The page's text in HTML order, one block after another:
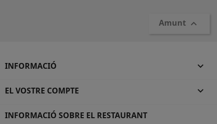
Amunt 
INFORMACIÓ 
EL VOSTRE COMPTE 
INFORMACIÓ SOBRE EL RESTAURANT